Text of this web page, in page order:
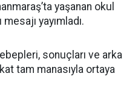
yaşanan okul
mesajı yayımladı.
sonuçları ve arka
tam manasıyla ortaya